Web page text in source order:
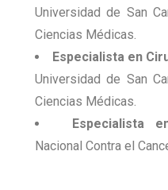
Universidad de San
Ciencias Médicas.
Especialista en
Universidad de San
Ciencias Médicas.
Especialista
Nacional Contra el